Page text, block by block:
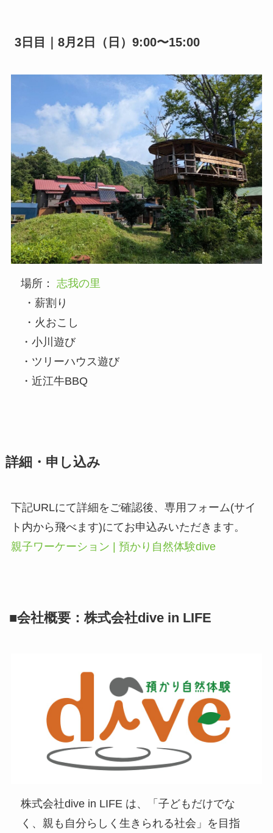
3日目｜8月2日（日）9:00〜15:00
場所：志我の里
・薪割り
・火おこし
・小川遊び
・ツリーハウス遊び
・近江牛BBQ
詳細・申し込み
下記URLにて詳細をご確認後、専用フォーム(サイ
ト内から飛べます)にてお申込みいただきます。
親子ワーケーション | 預かり自然体験dive
■会社概要：株式会社dive in LIFE
株式会社dive in LIFE は、「子どもだけでな
く、親も自分らしく生きられる社会」を目指